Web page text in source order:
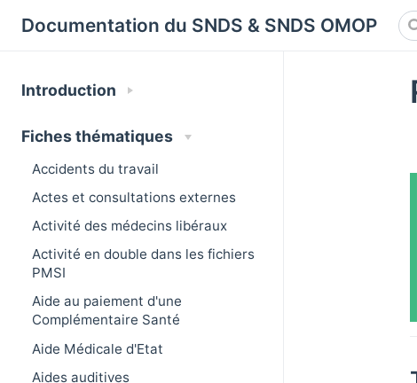
Documentation du SNDS & SNDS OMOP
Introduction
Fiches thématiques
Accidents du travail
Actes et consultations externes
Activité des médecins libéraux
Activité en double dans les fichiers
PMSI
Aide au paiement d'une
Complémentaire Santé
Aide Médicale d'Etat
Aides auditives